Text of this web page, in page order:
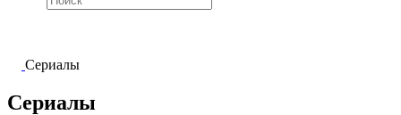
Сериалы
Сериалы